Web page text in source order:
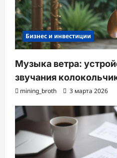
Бизнес и инвестиции
Музыка ветра:
звучания
mining_broth 3 марта 2026